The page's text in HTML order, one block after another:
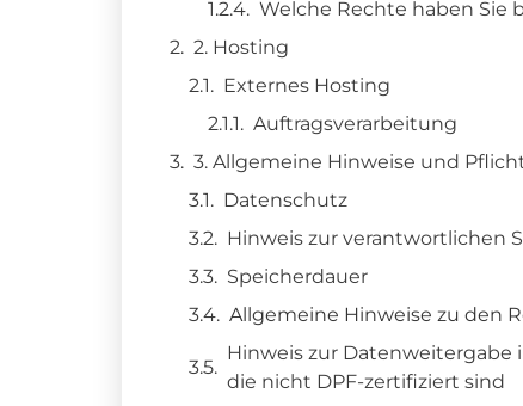
Welche Rechte haben Sie
2. Hosting
Externes Hosting
Auftragsverarbeitung
3. Allgemeine Hinweise und
Datenschutz
Hinweis zur verantwortlichen
Speicherdauer
Allgemeine Hinweise zu den
Hinweis zur
die nicht DPF-zertifiziert sind